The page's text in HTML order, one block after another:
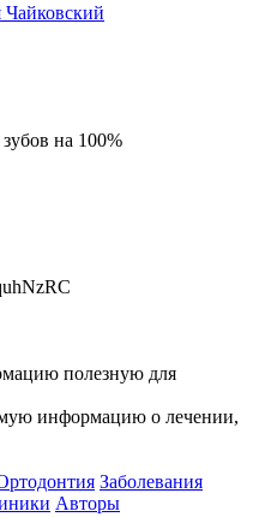
Чайковский
на 100%
полезную для
информацию о лечении,
Заболевания
Авторы